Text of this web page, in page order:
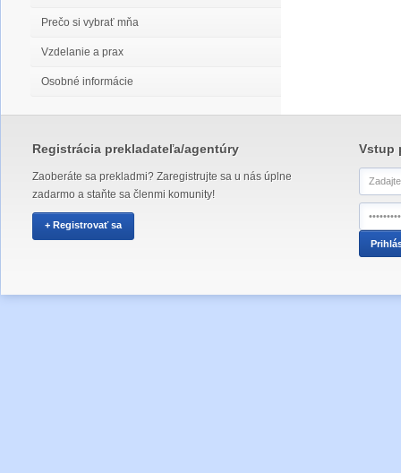
Prečo si vybrať mňa
Vzdelanie a prax
Osobné informácie
Registrácia prekladateľa/agentúry
Zaoberáte sa prekladmi? Zaregistrujte sa u nás úplne
zadarmo a staňte sa členmi komunity!
+ Registrovať sa
Vstup